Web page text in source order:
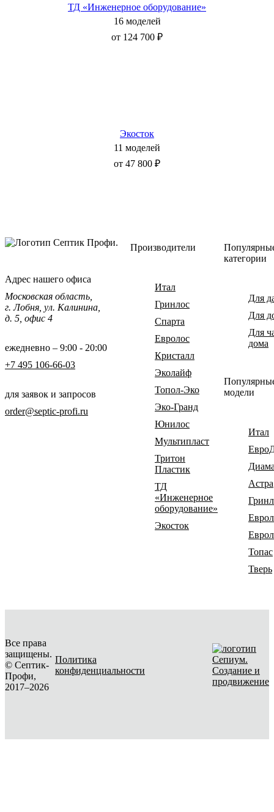
ТД «Инженерное оборудование»
16 моделей
от 124 700 ₽
Экосток
11 моделей
от 47 800 ₽
Адрес нашего офиса
Московская область,
г. Лобня, ул. Калинина,
д. 5, офис 4
ежедневно – 9:00 - 20:00
+7 495 106-66-03
для заявок и запросов
order@septic-profi.ru
Производители
Итал
Гринлос
Спарта
Евролос
Кристалл
Эколайф
Топол-Эко
Эко-Гранд
Юнилос
Мультипласт
Тритон
Пластик
ТД
«Инженерное
оборудование»
Экосток
категории
Для
Для
Для
дома
модели
Итал
Астра
Топас
Тверь
Все права
защищены.
© Септик-
Профи,
2017–2026
Политика
конфиденциальности
Создание и
продвижение